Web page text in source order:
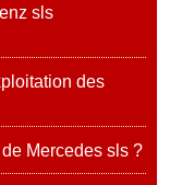
sls
des
Mercedes sls ?